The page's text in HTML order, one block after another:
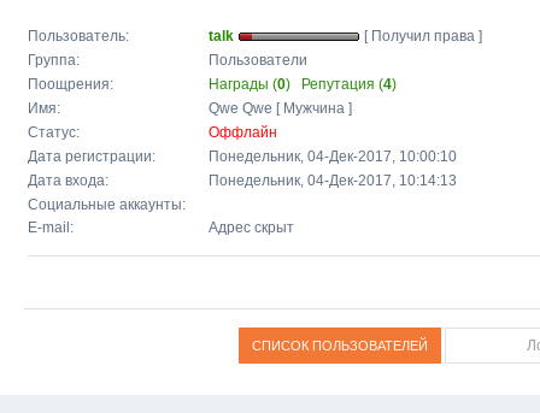
Пользователь: talk
[ Получил права ]
Группа:
Пользователи
Поощрения:
Награды (0) Репутация (4)
Имя:
Qwe Qwe [ Мужчина ]
Статус:
Оффлайн
Дата регистрации:
Понедельник, 04-Дек-2017, 10:00:10
Дата входа:
Понедельник, 04-Дек-2017, 10:14:13
Социальные аккаунты:
E-mail:
Адрес скрыт